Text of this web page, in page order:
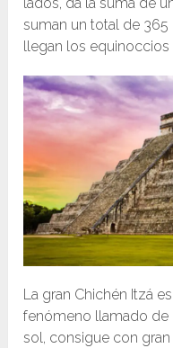
suman un total de 365
llegan los
La gran Chichén Itzá
fenómeno llamado de
sol, consigue con